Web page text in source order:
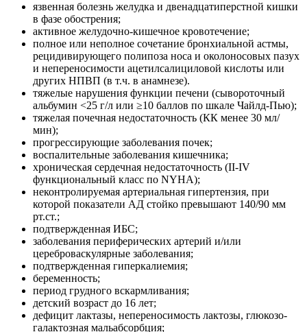
язвенная болезнь желудка и двенадцатиперстной кишки
в фазе обострения;
активное желудочно-кишечное кровотечение;
полное или неполное сочетание бронхиальной астмы,
рецидивирующего полипоза носа и околоносовых пазух
и непереносимости ацетилсалициловой кислоты или
других НПВП (в т.ч. в анамнезе).
тяжелые нарушения функции печени (сывороточный
альбумин <25 г/л или ≥10 баллов по шкале Чайлд-Пью);
тяжелая почечная недостаточность (КК менее 30 мл/
мин);
прогрессирующие заболевания почек;
воспалительные заболевания кишечника;
хроническая сердечная недостаточность (II-IV
функциональный класс по NYHA);
неконтролируемая артериальная гипертензия, при
которой показатели АД стойко превышают 140/90 мм
рт.ст.;
подтвержденная ИБС;
заболевания периферических артерий и/или
цереброваскулярные заболевания;
подтвержденная гиперкалиемия;
беременность;
период грудного вскармливания;
детский возраст до 16 лет;
дефицит лактазы, непереносимость лактозы, глюкозо-
галактозная мальабсорбция;